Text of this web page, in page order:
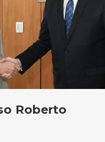
Roberto